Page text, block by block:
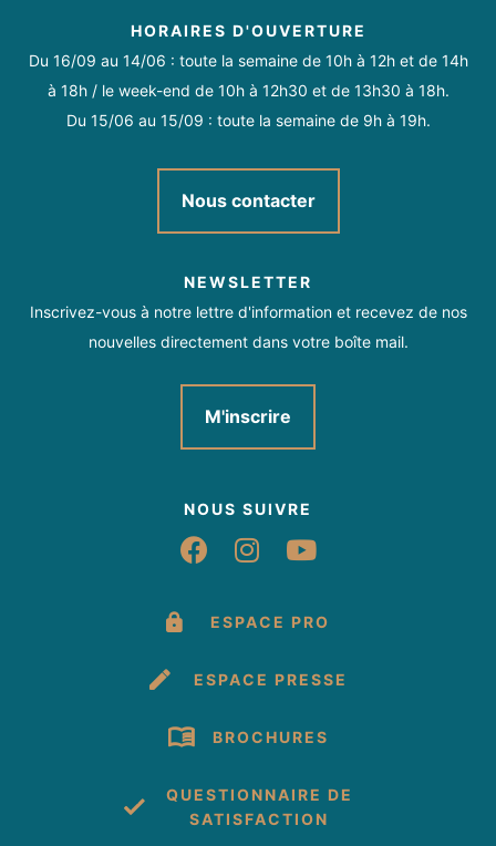
HORAIRES D'OUVERTURE
Du 16/09 au 14/06 : toute la semaine de 10h à 12h et de 14h
à 18h / le week-end de 10h à 12h30 et de 13h30 à 18h.
Du 15/06 au 15/09 : toute la semaine de 9h à 19h.
Nous contacter
NEWSLETTER
Inscrivez-vous à notre lettre d'information et recevez de nos
nouvelles directement dans votre boîte mail.
M'inscrire
NOUS SUIVRE
Suivez-nous sur
Suivez-nous sur
Suivez-nous
ESPACE PRO
ESPACE PRESSE
BROCHURES
QUESTIONNAIRE DE
SATISFACTION